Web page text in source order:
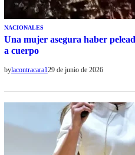
NACIONALES
Una mujer asegura haber
a cuerpo
bylacontracara129 de junio de 2026